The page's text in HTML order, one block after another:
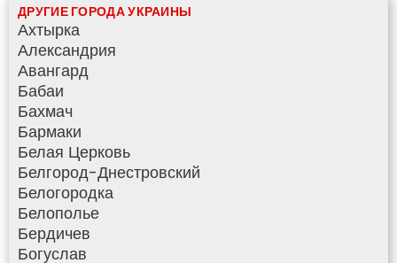
ДРУГИЕ ГОРОДА УКРАИНЫ
Ахтырка
Александрия
Авангард
Бабаи
Бахмач
Бармаки
Белая Церковь
Белгород-Днестровский
Белогородка
Белополье
Бердичев
Богуслав